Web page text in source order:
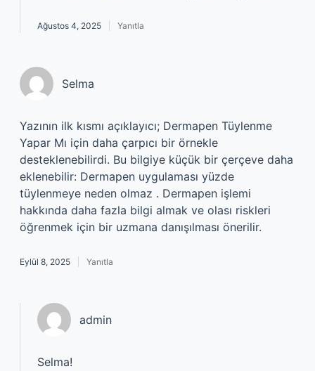
Ağustos 4, 2025 Yanıtla
Selma
Yazının ilk kısmı açıklayıcı; Dermapen Tüylenme
Yapar Mı için daha çarpıcı bir örnekle
desteklenebilirdi. Bu bilgiye küçük bir çerçeve daha
eklenebilir: Dermapen uygulaması yüzde
tüylenmeye neden olmaz . Dermapen işlemi
hakkında daha fazla bilgi almak ve olası riskleri
öğrenmek için bir uzmana danışılması önerilir.
Eylül 8, 2025 Yanıtla
admin
Selma!